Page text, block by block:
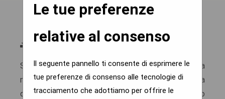
Le tue preferenze
relative al consenso
Il seguente pannello ti consente di esprimere le
tue preferenze di consenso alle tecnologie di
tracciamento che adottiamo per offrire le
Scarica Allegato
Sabato 5 giugno 2021, alle ore 11:00, aprirà la
mostra IL SACRO E LA FRAGILITA' presso la Chiesa
dell'Immacolata di Rodello (CN), in Piazza Vittorio